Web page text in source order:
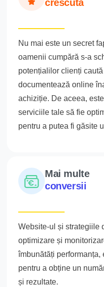
crescută
Nu mai este un secret
oamenii cumpără s-a
potențialilor clienți
documentează online
achiziție. De aceea,
serviciile tale să fie
pentru a putea fi găsite
Mai multe
conversii
Website-ul și strategiile
optimizare și
îmbunătăți
pentru a obține un
și rezultate.